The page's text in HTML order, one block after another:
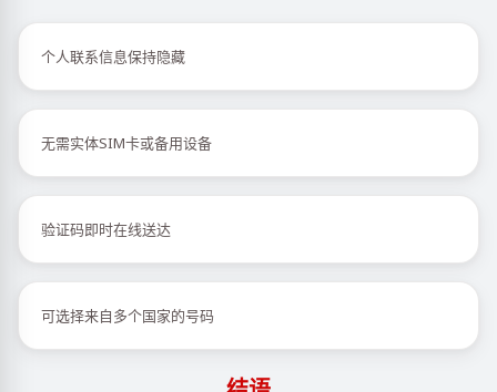
个人联系信息保持隐藏
无需实体SIM卡或备用设备
验证码即时在线送达
可选择来自多个国家的号码